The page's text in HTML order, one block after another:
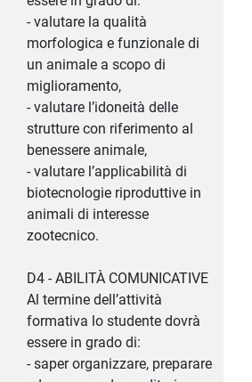
- valutare la qualità
morfologica e funzionale di
un animale a scopo di
miglioramento,
- valutare l’idoneità delle
strutture con riferimento al
benessere animale,
- valutare l’applicabilità di
biotecnologie riproduttive in
animali di interesse
zootecnico.
D4 - ABILITÀ COMUNICATIVE
Al termine dell’attività
formativa lo studente dovrà
essere in grado di:
- saper organizzare, preparare